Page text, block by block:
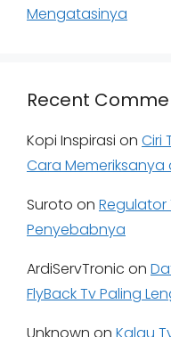
Mengatasinya
Recent
Kopi Inspirasi on Ciri
Cara Memeriksanya
Suroto on Regulator
Penyebabnya
ArdiServTronic on
FlyBack Tv Paling